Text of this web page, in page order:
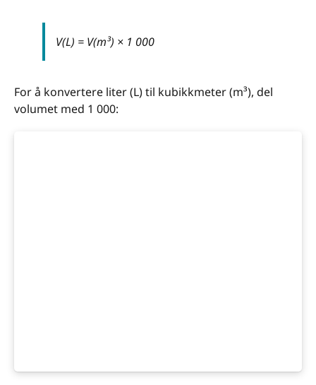
V(L) = V(m³) × 1 000
For å konvertere liter (L) til kubikkmeter (m³), del
volumet med 1 000: